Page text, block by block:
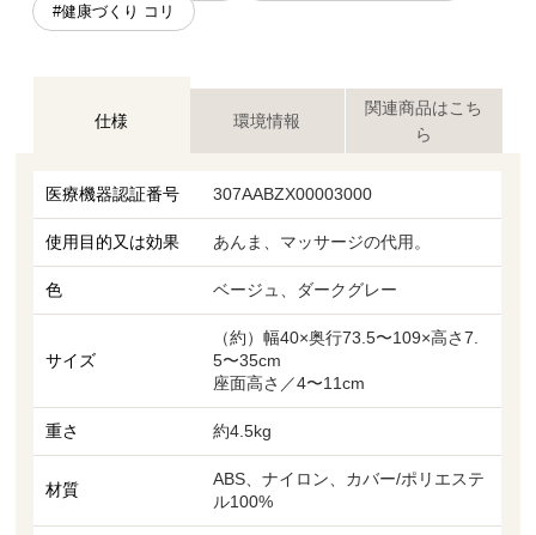
#健康づくり コリ
仕様 環境情報
関連商品はこち
ら
医療機器認証番号 307AABZX00003000
使用目的又は効果 あんま、マッサージの代用。
色 ベージュ、ダークグレー
サイズ
（約）幅40×奥行73.5〜109×高さ7.
5〜35cm
座面高さ／4〜11cm
重さ 約4.5kg
材質
ABS、ナイロン、カバー/ポリエステ
ル100%